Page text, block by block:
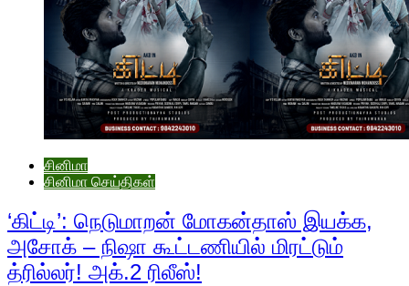
சினிமா
சினிமா செய்திகள்
‘கிட்டி’: நெடுமாறன் மோகன்தாஸ் இயக்க,
அசோக் – நிஷா கூட்டணியில் மிரட்டும்
த்ரில்லர்! அக்.2 ரிலீஸ்!